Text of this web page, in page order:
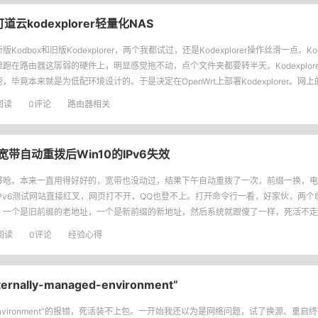
云kodexplorer轻量化NAS
版Kodbox和旧版Kodexplorer，两个我都试过，还是Kodexplorer操作丝滑一点。
跑在路由器这孱弱的硬件上，明显感觉拖不动，点个文件夹都要转半天。
，毕竟本来就是为低配环境设计的。于是决定在OpenWrt上部署Kodexplorer。网上
了不少坑，这里把
读 0评论 路由器相关
带自动重拨后Win10的IPv6失效
呛。本来一直用得好好的，宽带也没动过，结果下午自动重拨了一次，前缀一换，
测试网站直接红叉，网页打不开，QQ也登不上。打开命令行一看，好家伙，两个
一个是旧前缀的老地址，一个是新前缀的新地址，然后系统就跟傻了一样，死活不
地址扔，可老地址前缀都失效了，能通才有鬼
读 0评论 经验心得
managed-environment”
的报错，死活装不上包。一开始我还以为是网络问题，试了换源、重启